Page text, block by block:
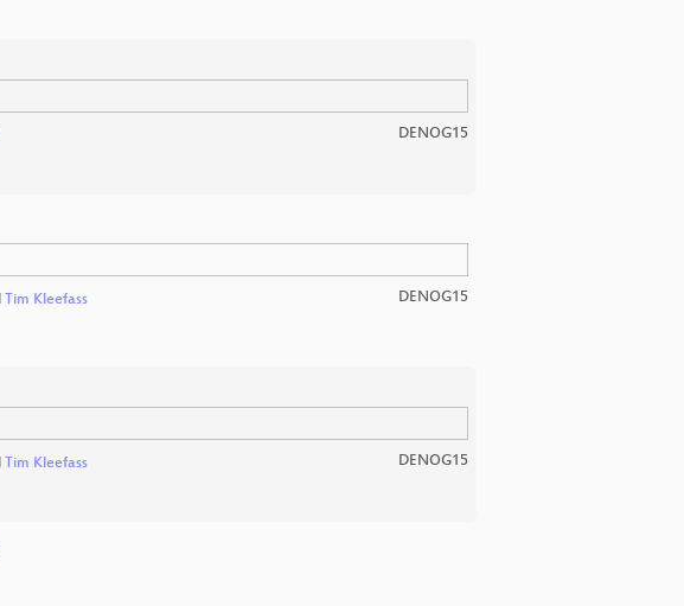
DENOG15
Tim Kleefass DENOG15
Tim Kleefass DENOG15